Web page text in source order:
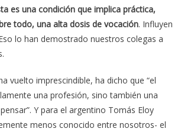
es una condición que implica práctica,
todo, una alta dosis de vocación. Influyen
lo han demostrado nuestros colegas a
vuelto imprescindible, ha dicho que “el
una profesión, sino también una
Y para el argentino Tomás Eloy
menos conocido entre nosotros- el